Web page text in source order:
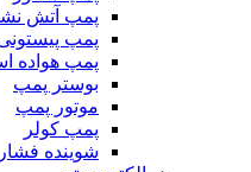
پمپ آتش
پمپ
پمپ هواده
بوستر پمپ
موتور پمپ
پمپ کولر
شوینده